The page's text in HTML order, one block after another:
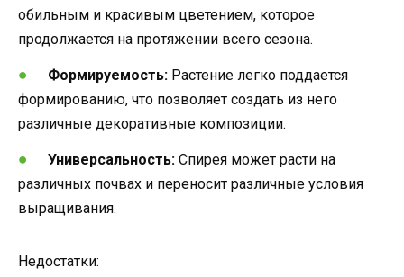
обильным и красивым цветением, которое
продолжается на протяжении всего сезона.
Формируемость: Растение легко поддается
формированию, что позволяет создать из него
различные декоративные композиции.
Универсальность: Спирея может расти на
различных почвах и переносит различные условия
выращивания.
Недостатки: